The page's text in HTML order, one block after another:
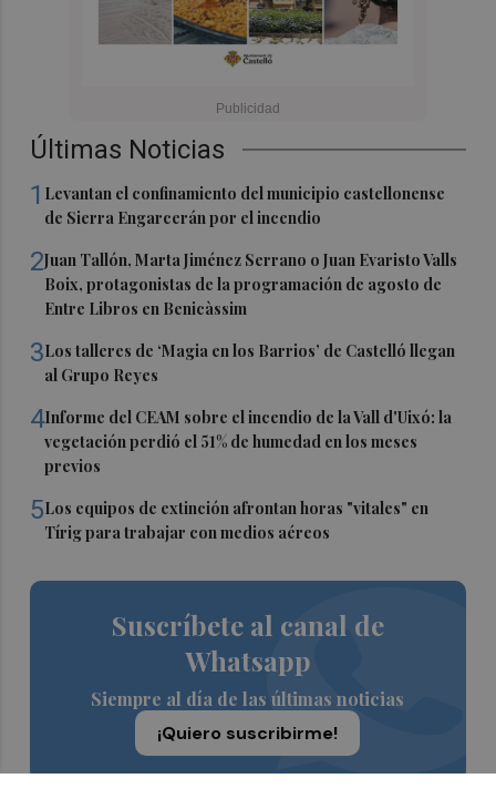
Últimas Noticias
1 Levantan el confinamiento del municipio castellonense
de Sierra Engarcerán por el incendio
2Juan Tallón, Marta Jiménez Serrano o Juan Evaristo Valls
Boix, protagonistas de la programación de agosto de
Entre Libros en Benicàssim
3Los talleres de ‘Magia en los Barrios’ de Castelló llegan
al Grupo Reyes
4Informe del CEAM sobre el incendio de la Vall d'Uixó: la
vegetación perdió el 51% de humedad en los meses
previos
5Los equipos de extinción afrontan horas "vitales" en
Tírig para trabajar con medios aéreos
Suscríbete al canal de
Whatsapp
Siempre al día de las últimas noticias
¡Quiero suscribirme!